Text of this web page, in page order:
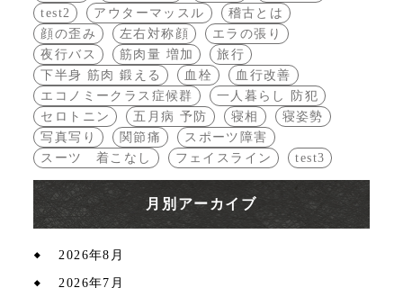
test2
アウターマッスル
稽古とは
顔の歪み
左右対称顔
エラの張り
夜行バス
筋肉量 増加
旅行
下半身 筋肉 鍛える
血栓
血行改善
エコノミークラス症候群
一人暮らし 防犯
セロトニン
五月病 予防 寝相
寝姿勢
写真写り
関節痛
スポーツ障害
スーツ 着こなし
フェイスライン test3
月別アーカイブ
2026年8月
2026年7月